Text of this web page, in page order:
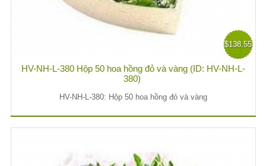
$138.55
HV-NH-L-380 Hộp 50 hoa hồng đỏ và vàng (ID: HV-NH-L-
380)
HV-NH-L-380: Hộp 50 hoa hồng đỏ và vàng